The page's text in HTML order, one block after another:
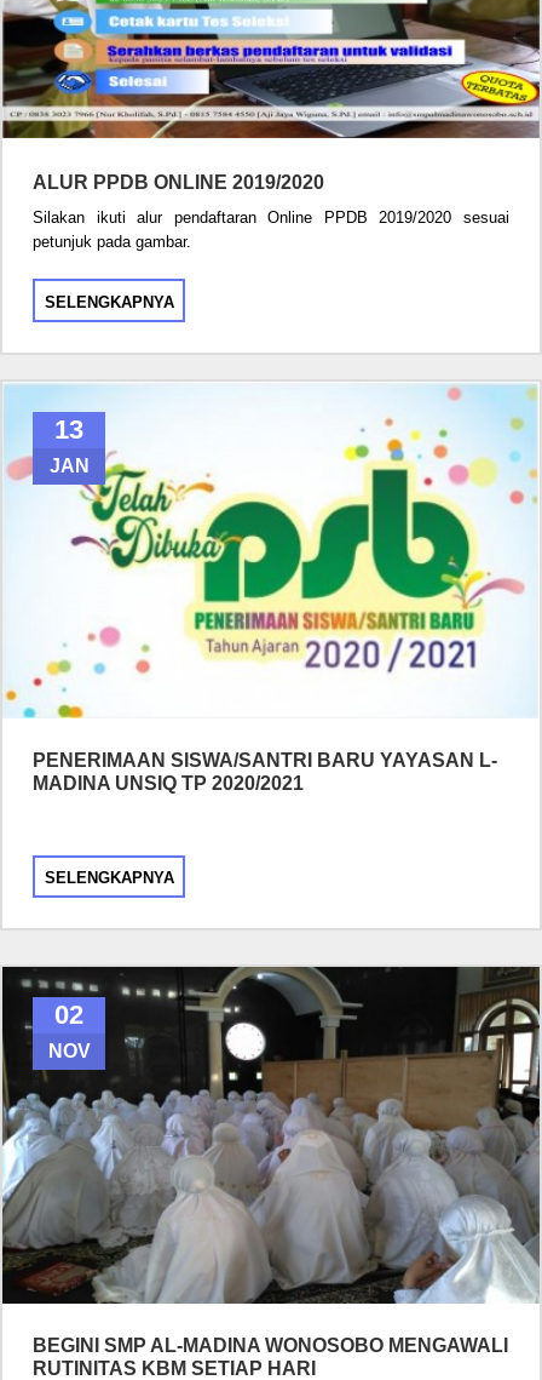
ALUR PPDB ONLINE 2019/2020
Silakan ikuti alur pendaftaran Online PPDB 2019/2020 sesuai
petunjuk pada gambar.
SELENGKAPNYA
13
JAN
PENERIMAAN SISWA/SANTRI BARU YAYASAN L-
MADINA UNSIQ TP 2020/2021
SELENGKAPNYA
02
NOV
BEGINI SMP AL-MADINA WONOSOBO MENGAWALI
RUTINITAS KBM SETIAP HARI